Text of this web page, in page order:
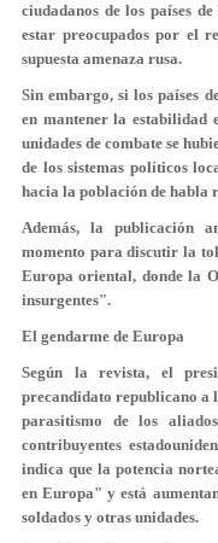
ciudadanos de los países
estar preocupados por el
supuesta amenaza rusa.
Sin embargo, si los países
en mantener la
unidades de combate se
de los sistemas políticos
hacia la población de habla
Además, la publicación
momento para discutir la
Europa oriental, donde la
insurgentes".
El gendarme de Europa
Según la revista, el
precandidato republicano a
parasitismo de los
contribuyentes
indica que la potencia
en Europa" y está
soldados y otras unidades.